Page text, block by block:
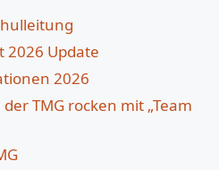
Update
2026
TMG rocken mit „Team